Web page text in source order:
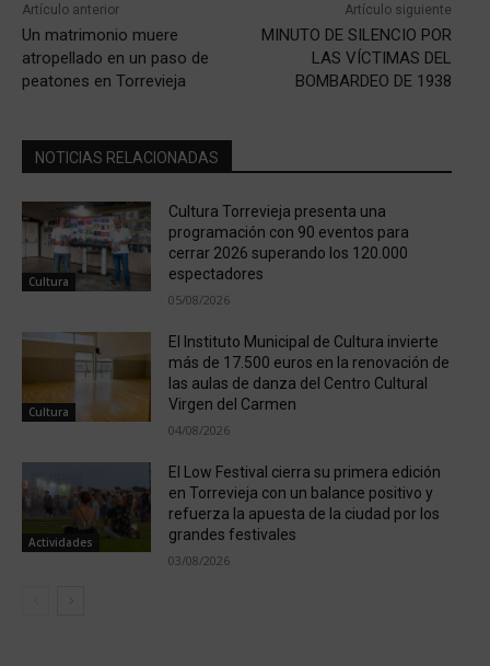
Artículo anterior
Un matrimonio muere
atropellado en un paso de
peatones en Torrevieja
Artículo siguiente
MINUTO DE SILENCIO POR
LAS VÍCTIMAS DEL
BOMBARDEO DE 1938
NOTICIAS RELACIONADAS
Cultura
Cultura Torrevieja presenta una
programación con 90 eventos para
cerrar 2026 superando los 120.000
espectadores
05/08/2026
Cultura
El Instituto Municipal de Cultura invierte
más de 17.500 euros en la renovación de
las aulas de danza del Centro Cultural
Virgen del Carmen
04/08/2026
Actividades
El Low Festival cierra su primera edición
en Torrevieja con un balance positivo y
refuerza la apuesta de la ciudad por los
grandes festivales
03/08/2026